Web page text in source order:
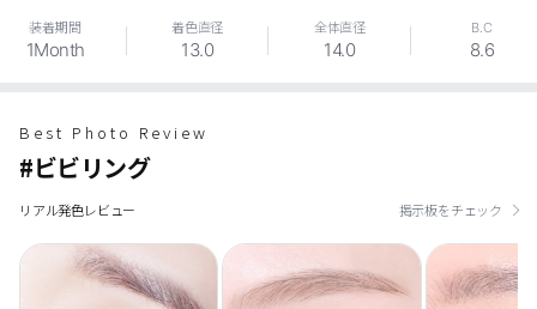
アプリダウンロード
装着期間
1Month
着色直径
13.0
全体直径
14.0
B.C
8.6
Best Photo Review
#ビビリング
リアル発色レビュー 掲示板をチェック